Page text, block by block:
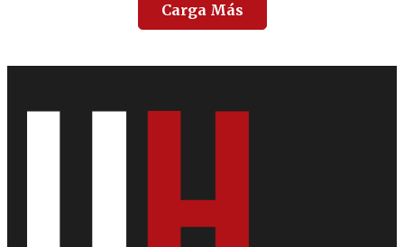
Carga Más